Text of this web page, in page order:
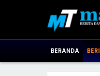
BERANDA